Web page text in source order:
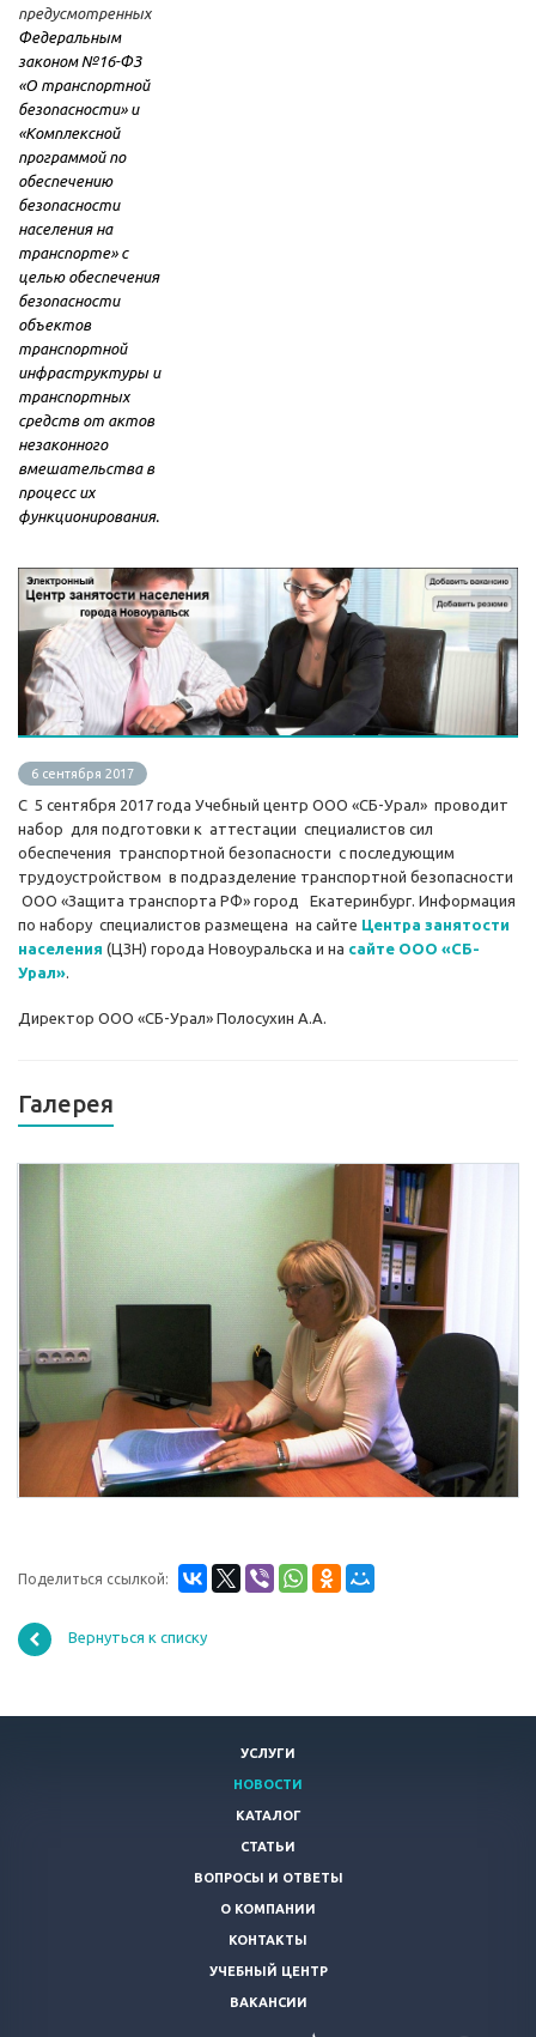
предусмотренных
Федеральным
законом №16-ФЗ
«О транспортной
безопасности» и
«Комплексной
программой по
обеспечению
безопасности
населения на
транспорте» с
целью обеспечения
безопасности
объектов
транспортной
инфраструктуры и
транспортных
средств от актов
незаконного
вмешательства в
процесс их
функционирования.
6 сентября 2017
С 5 сентября 2017 года Учебный центр ООО «СБ-Урал» проводит
набор для подготовки к аттестации специалистов сил
обеспечения транспортной безопасности с последующим
трудоустройством в подразделение транспортной безопасности
ООО «Защита транспорта РФ» город Екатеринбург. Информация
по набору специалистов размещена на сайте Центра занятости
населения (ЦЗН) города Новоуральска и на сайте ООО «СБ-
Урал».
Директор ООО «СБ-Урал» Полосухин А.А.
Галерея
Поделиться ссылкой:
Вернуться к списку
УСЛУГИ
НОВОСТИ
КАТАЛОГ
СТАТЬИ
ВОПРОСЫ И ОТВЕТЫ
О КОМПАНИИ
КОНТАКТЫ
УЧЕБНЫЙ ЦЕНТР
ВАКАНСИИ